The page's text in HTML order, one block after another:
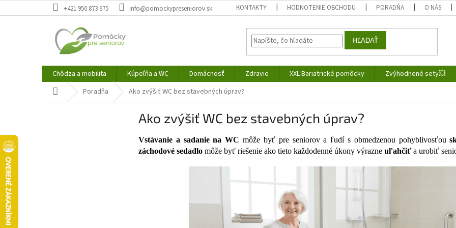
na
+421 950 873 675 info@pomockypreseniorov.sk KONTAKTY HODNOTENIE OBCHODU PORADŇA O NÁS
HĽADAŤ
Chôdza a mobilita Kúpeľňa a WC Domácnosť Zdravie XXL Bariatrické pomôcky Zvýhodnené sety💥
DomovPoradňa Ako zvýšiť WC bez stavebných úprav?
Ako zvýšiť WC bez stavebných úprav?
Vstávanie a sadanie na WC môže byť pre seniorov a ľudí s obmedzenou pohyblivosťou
záchodové sedadlo môže byť riešenie ako tieto každodenné úkony výrazne uľahčiťa urobiť